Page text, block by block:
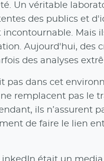
Un véritable
des publics et
Mais
Aujourd'hui, des
des analyses
pas dans cet
remplacent pas le
ils n’assurent
de faire le lien